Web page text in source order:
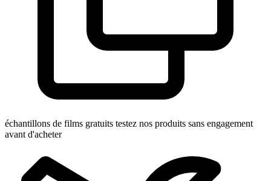
échantillons de films gratuits testez nos produits sans engagement
avant d'acheter